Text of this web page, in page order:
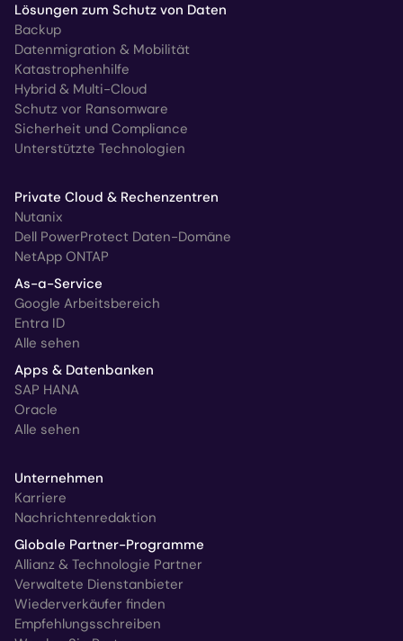
Lösungen zum Schutz von Daten
Backup
Datenmigration & Mobilität
Katastrophenhilfe
Hybrid & Multi-Cloud
Schutz vor Ransomware
Sicherheit und Compliance
Unterstützte Technologien
Private Cloud & Rechenzentren
Nutanix
Dell PowerProtect Daten-Domäne
NetApp ONTAP
As-a-Service
Google Arbeitsbereich
Entra ID
Alle sehen
Apps & Datenbanken
SAP HANA
Oracle
Alle sehen
Unternehmen
Karriere
Nachrichtenredaktion
Globale Partner-Programme
Allianz & Technologie Partner
Verwaltete Dienstanbieter
Wiederverkäufer finden
Empfehlungsschreiben